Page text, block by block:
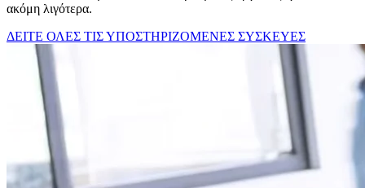
ακόμη λιγότερα.
ΔΕΙΤΕ ΟΛΕΣ ΤΙΣ ΥΠΟΣΤΗΡΙΖΟΜΕΝΕΣ ΣΥΣΚΕΥΕΣ